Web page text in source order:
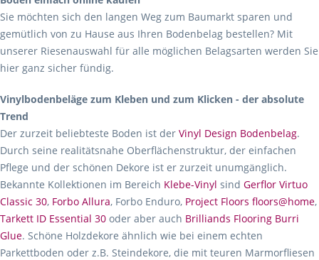
Sie möchten sich den langen Weg zum Baumarkt sparen und
gemütlich von zu Hause aus Ihren Bodenbelag bestellen? Mit
unserer Riesenauswahl für alle möglichen Belagsarten werden Sie
hier ganz sicher fündig.
Vinylbodenbeläge zum Kleben und zum Klicken - der absolute
Trend
Der zurzeit beliebteste Boden ist der Vinyl Design Bodenbelag.
Durch seine realitätsnahe Oberflächenstruktur, der einfachen
Pflege und der schönen Dekore ist er zurzeit unumgänglich.
Bekannte Kollektionen im Bereich Klebe-Vinyl sind Gerflor Virtuo
Classic 30, Forbo Allura, Forbo Enduro, Project Floors floors@home,
Tarkett ID Essential 30 oder aber auch Brilliands Flooring Burri
Glue. Schöne Holzdekore ähnlich wie bei einem echten
Parkettboden oder z.B. Steindekore, die mit teuren Marmorfliesen